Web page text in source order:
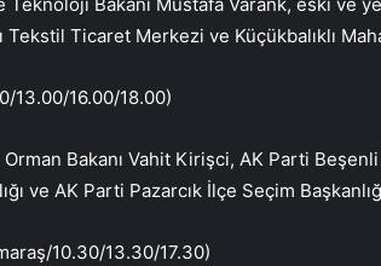
Tekstil Ticaret Merkezi ve Küçükbalıklı
13.00/16.00/18.00)
Orman Bakanı Vahit Kirişci, AK Parti
ve AK Parti Pazarcık İlçe Seçim
10.30/13.30/17.30)